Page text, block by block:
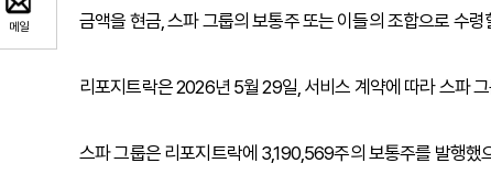
메일
금액을 현금, 스파 그룹의 보통주 또는 이들의 조합으로 수
리포지트락은 2026년 5월 29일, 서비스 계약에 따라 스파
스파 그룹은 리포지트락에 3,190,569주의 보통주를 발행